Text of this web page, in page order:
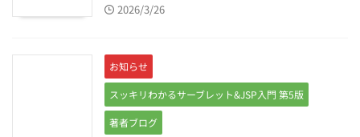
2026/3/26
お知らせ
スッキリわかるサーブレット&JSP入門 第5版
著者ブログ